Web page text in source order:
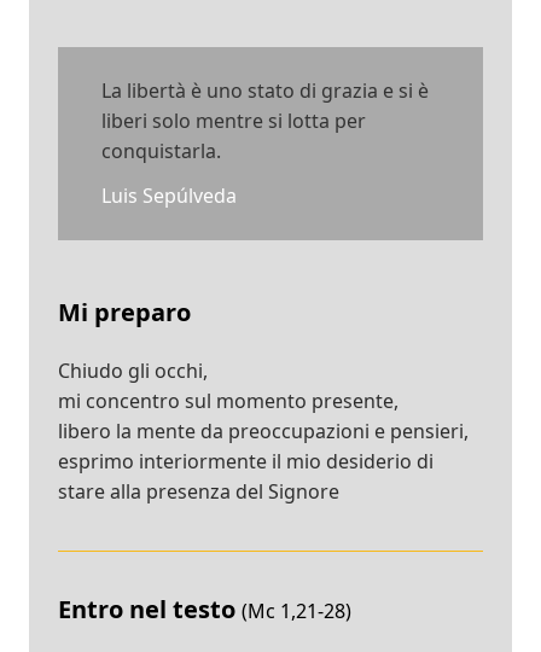
La libertà è uno stato di grazia e si è
liberi solo mentre si lotta per
conquistarla.
Luis Sepúlveda
Mi preparo
Chiudo gli occhi,
mi concentro sul momento presente,
libero la mente da preoccupazioni e pensieri,
esprimo interiormente il mio desiderio di
stare alla presenza del Signore
Entro nel testo (Mc 1,21-28)